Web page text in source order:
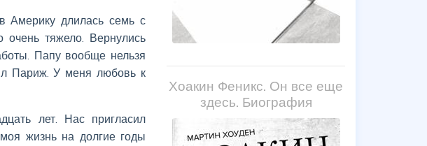
Америку длилась семь с
тяжело. Вернулись
Папу вообще нельзя
Париж. У меня любовь к
лет. Нас пригласил
жизнь на долгие годы
Хоакин Феникс. Он все еще
здесь. Биография